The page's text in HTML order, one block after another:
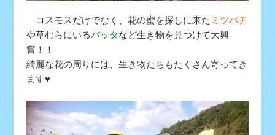
コスモスだけでなく、花の蜜を探しに来た ミツバチ
や草むらにいるバッタなど生き物を見つけて大興
奮！！
綺麗な花の周りには、生き物たちもたくさん寄ってき
ます♥